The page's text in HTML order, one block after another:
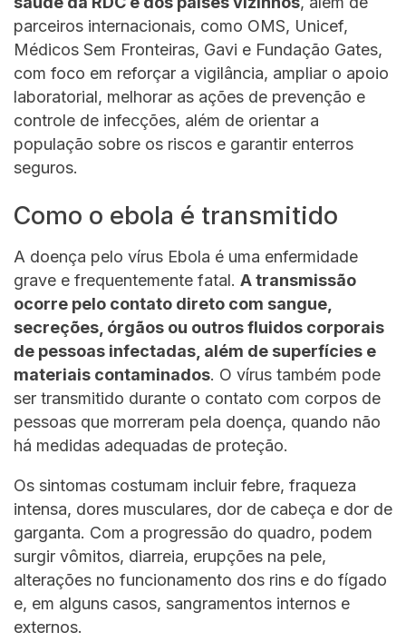
parceiros internacionais, como OMS, Unicef,
Médicos Sem Fronteiras, Gavi e Fundação Gates,
com foco em reforçar a vigilância, ampliar o apoio
laboratorial, melhorar as ações de prevenção e
controle de infecções, além de orientar a
população sobre os riscos e garantir enterros
seguros.
Como o ebola é transmitido
A doença pelo vírus Ebola é uma enfermidade
grave e frequentemente fatal. A transmissão
ocorre pelo contato direto com sangue,
secreções, órgãos ou outros fluidos corporais
de pessoas infectadas, além de superfícies e
materiais contaminados. O vírus também pode
ser transmitido durante o contato com corpos de
pessoas que morreram pela doença, quando não
há medidas adequadas de proteção.
Os sintomas costumam incluir febre, fraqueza
intensa, dores musculares, dor de cabeça e dor de
garganta. Com a progressão do quadro, podem
surgir vômitos, diarreia, erupções na pele,
alterações no funcionamento dos rins e do fígado
e, em alguns casos, sangramentos internos e
externos.